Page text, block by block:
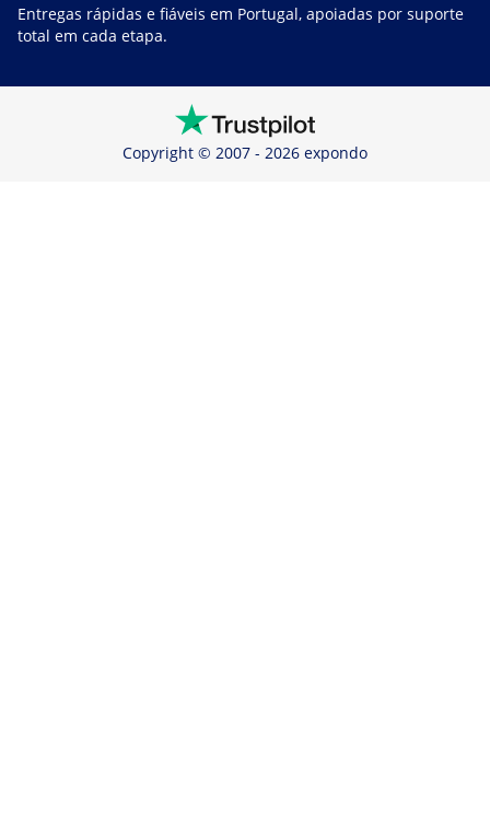
Entregas rápidas e fiáveis em Portugal, apoiadas por suporte
total em cada etapa.
Copyright © 2007 - 2026 expondo